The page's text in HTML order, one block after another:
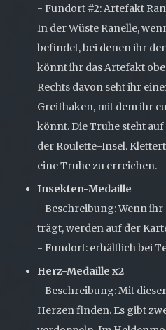
- Fundort #2: Artefakt
In der Wüste Ranelle,
befindet, bei denen ihr
könnt ihr das Artefakt
Rechts davon seht ihr
Greifhaken, mit dem ihr
könnt. Die Truhe steht
der Roulette-Insel.
eine Truhe zu erreichen.
Insekten-Medaille
- Beschreibung: Wenn ihr
trägt, werden auf der
- Fundort: erhältlich bei
Herz-Medaille x2
- Beschreibung: Mit
Herzen finden. Es gibt